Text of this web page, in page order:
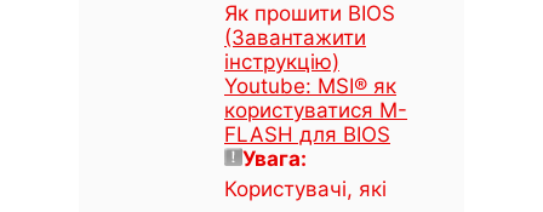
Як прошити BIOS
(Завантажити
інструкцію)
Youtube: MSI® як
користуватися M-
FLASH для BIOS
Увага:
Користувачі, які